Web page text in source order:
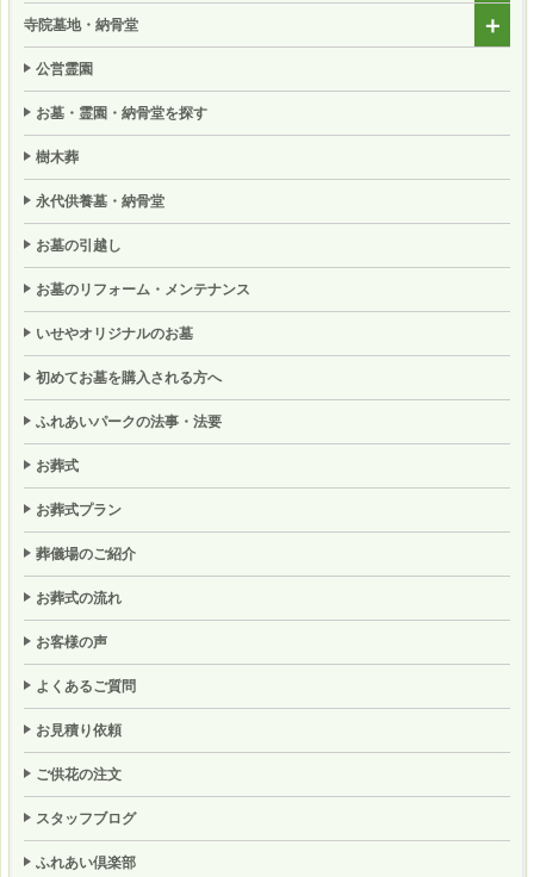
寺院墓地・納骨堂
公営霊園
お墓・霊園・納骨堂を探す
樹木葬
永代供養墓・納骨堂
お墓の引越し
お墓のリフォーム・メンテナンス
いせやオリジナルのお墓
初めてお墓を購入される方へ
ふれあいパークの法事・法要
お葬式
お葬式プラン
葬儀場のご紹介
お葬式の流れ
お客様の声
よくあるご質問
お見積り依頼
ご供花の注文
スタッフブログ
ふれあい倶楽部